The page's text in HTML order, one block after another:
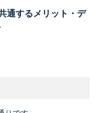
通するメリット・デ